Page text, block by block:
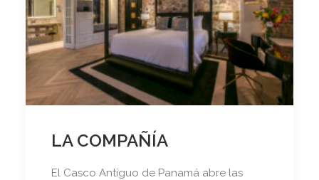
Search
LA COMPAÑÍA
El Casco Antiguo de Panamá abre las